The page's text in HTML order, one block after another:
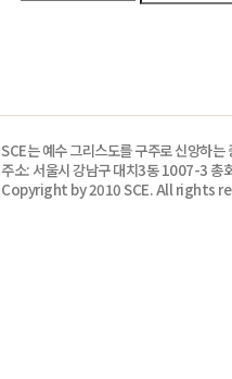
SCE는 예수 그리스도를 구주로 신앙하
주소: 서울시 강남구 대치3동 1007-3
Copyright by 2010 SCE. All rights